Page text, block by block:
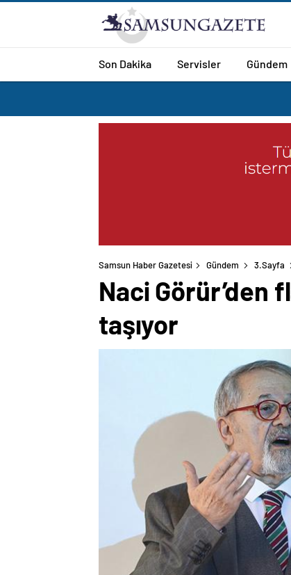
Son Dakika Servisler Gündem
Samsun Haber Gazetesi Gündem 3.Sayfa
Naci Görür’den
taşıyor